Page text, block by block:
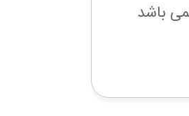
باشد